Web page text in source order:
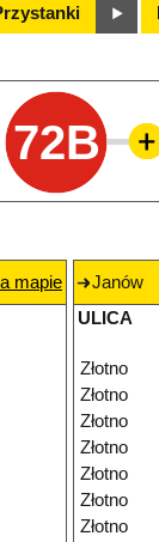
72B
mapie
Janów
ULICA
Złotno
Złotno
Złotno
Złotno
Złotno
Złotno
Złotno